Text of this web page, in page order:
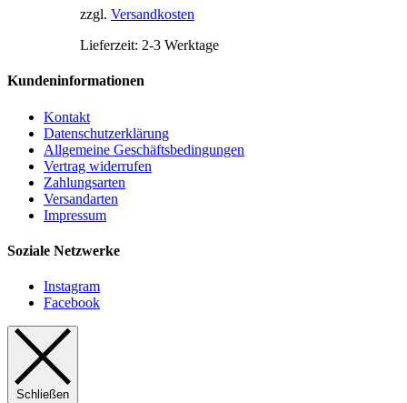
zzgl. Versandkosten
Lieferzeit: 2-3 Werktage
Kundeninformationen
Kontakt
Datenschutzerklärung
Allgemeine Geschäftsbedingungen
Vertrag widerrufen
Zahlungsarten
Versandarten
Impressum
Soziale Netzwerke
Instagram
Facebook
Schließen